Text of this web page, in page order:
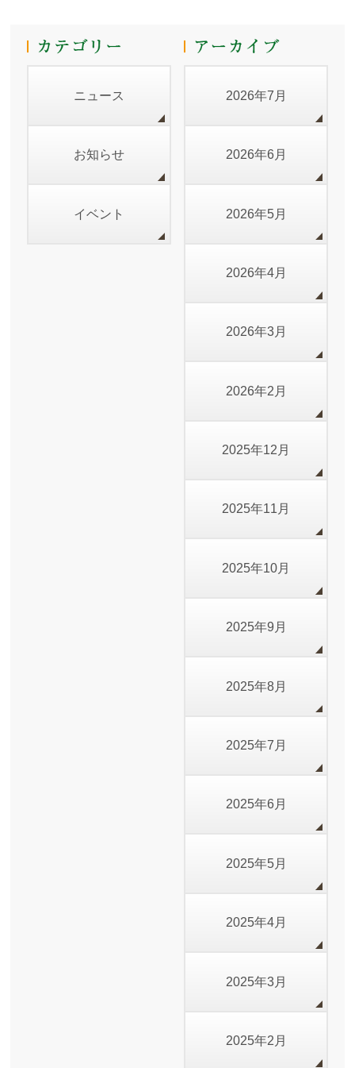
ニュース
お知らせ
イベント
2026年7月
2026年6月
2026年5月
2026年4月
2026年3月
2026年2月
2025年12月
2025年11月
2025年10月
2025年9月
2025年8月
2025年7月
2025年6月
2025年5月
2025年4月
2025年3月
2025年2月